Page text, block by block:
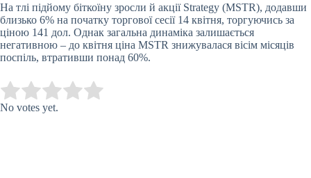
На тлі підйому біткоїну зросли й акції Strategy (MSTR), додавши
близько 6% на початку торгової сесії 14 квітня, торгуючись за
ціною 141 дол. Однак загальна динаміка залишається
негативною – до квітня ціна MSTR знижувалася вісім місяців
поспіль, втративши понад 60%.
Rate this item:
No votes yet.